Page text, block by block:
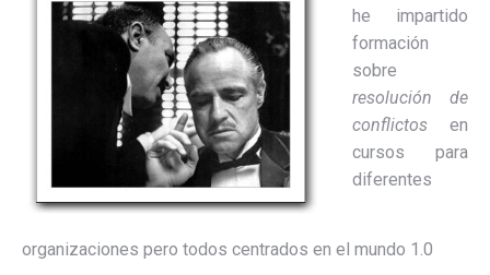
he impartido
formación
sobre
resolución de
conflictos en
cursos para
diferentes
organizaciones pero todos centrados en el mundo 1.0